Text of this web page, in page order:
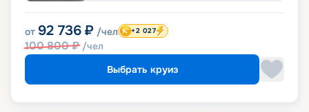
от 92 736 ₽ /чел
100 800₽ /чел
+2 027
Выбрать круиз